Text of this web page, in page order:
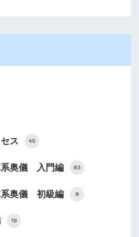
ス 45
奥儀 入門編 83
奥儀 初級編 9
19